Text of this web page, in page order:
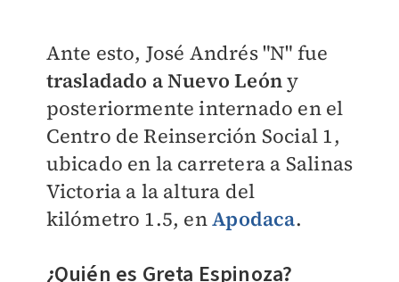
Ante esto, José Andrés "N" fue
trasladado a Nuevo Leóny
posteriormente internado en el
Centro de Reinserción Social 1,
ubicado en la carretera a Salinas
Victoria a la altura del
kilómetro 1.5, enApodaca.
¿Quién es Greta Espinoza?